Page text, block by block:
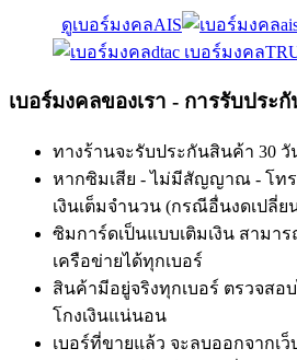
ดูเบอร์มงคลAIS
เบอร์มงคล
เบอร์มงคลของเรา - การรับประ
ทางร้านจะรับประกันสินค้า 30
หากซิมเสีย - ไม่มีสัญญาณ - โท
เงินเต็มจำนวน (กรณีอื่นงดเปลี่ย
ซิมการ์ดเป็นแบบเติมเงิน สามาร
เครือข่ายได้ทุกเบอร์
สินค้ามีอยู่จริงทุกเบอร์ ตรวจสอ
โกงเงินแน่นอน
เบอร์ที่ขายแล้ว จะลบออกจากเ